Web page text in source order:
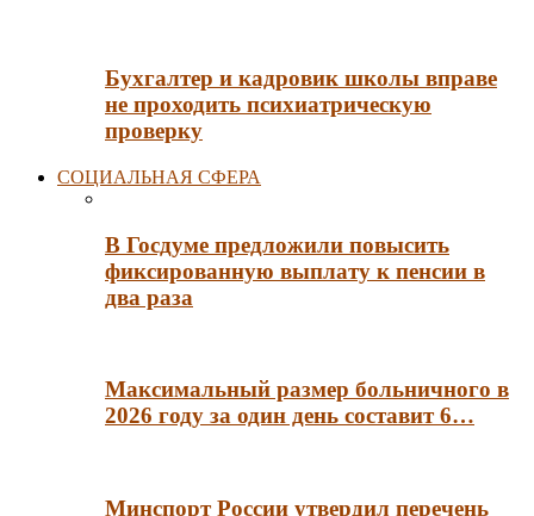
Бухгалтер и кадровик школы вправе
не проходить психиатрическую
проверку
СОЦИАЛЬНАЯ СФЕРА
В Госдуме предложили повысить
фиксированную выплату к пенсии в
два раза
Максимальный размер больничного в
2026 году за один день составит 6…
Минспорт России утвердил перечень